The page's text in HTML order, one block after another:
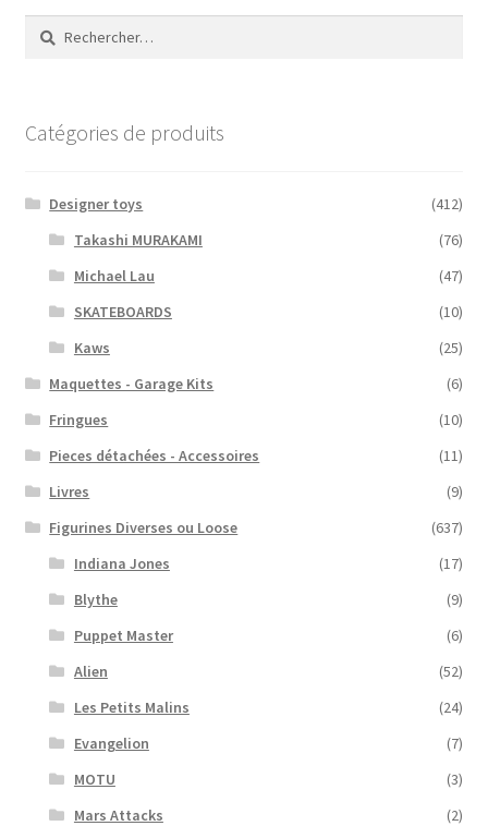
Rechercher :
Catégories de produits
Designer toys
(412)
Takashi MURAKAMI
(76)
Michael Lau
(47)
SKATEBOARDS
(10)
Kaws
(25)
Maquettes - Garage Kits
(6)
Fringues
(10)
Pieces détachées - Accessoires
(11)
Livres
(9)
Figurines Diverses ou Loose
(637)
Indiana Jones
(17)
Blythe
(9)
Puppet Master
(6)
Alien
(52)
Les Petits Malins
(24)
Evangelion
(7)
MOTU
(3)
Mars Attacks
(2)